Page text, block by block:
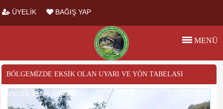
ÜYELİK BAĞIŞ YAP
MENÜ
BÖLGEMIZDE EKSIK OLAN UYARI VE YÖN TABELASI
UYGULAMALARIMIZ